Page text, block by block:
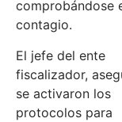
comprobándose
contagio.
El jefe del ente
fiscalizador,
se activaron los
protocolos para